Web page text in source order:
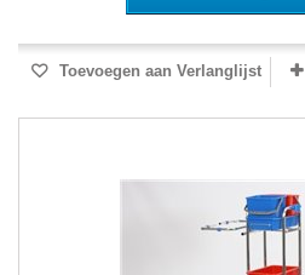
Toevoegen aan Verlanglijst